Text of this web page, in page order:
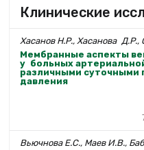
Клинические
Хасанов Н.Р., Хасанова
Мембранные аспекты
у больных
различными суточными
давления
Вьючнова Е.С., Маев И.В.,